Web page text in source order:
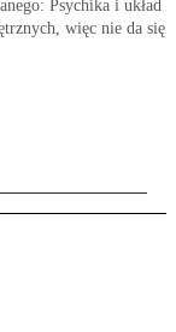
Psychika i układ
więc nie da się